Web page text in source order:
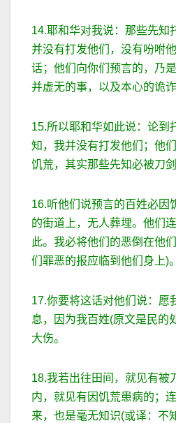
14.耶和华对我说：那些先知
并没有打发他们，没有吩咐
话；他们向你们预言的，乃
并虚无的事，以及本心的诡诈
15.所以耶和华如此说：论到
知，我并没有打发他们；他
饥荒，其实那些先知必被刀剑
16.听他们说预言的百姓必因
的街道上，无人葬埋。他们
此。我必将他们的恶倒在他
们罪恶的报应临到他们身上)。
17.你要将这话对他们说：愿
息，因为我百姓(原文是民的
大伤。
18.我若出往田间，就见有被
内，就见有因饥荒患病的；
来，也是毫无知识(或译：不